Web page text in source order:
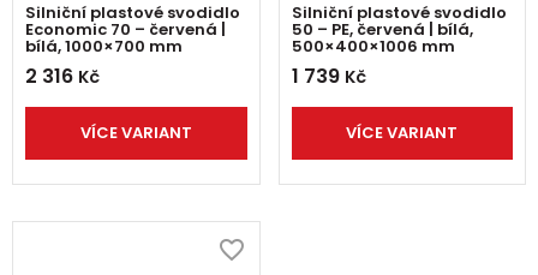
Silniční plastové svodidlo
Economic 70 – červená |
bílá, 1000×700 mm
2 316 Kč
VÍCE VARIANT
Silniční plastové svodidlo
50 – PE, červená | bílá,
500×400×1006 mm
1 739 Kč
VÍCE VARIANT